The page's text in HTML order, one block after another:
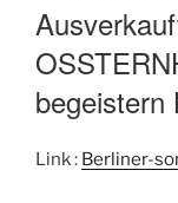
begeistern
Link : Berliner-